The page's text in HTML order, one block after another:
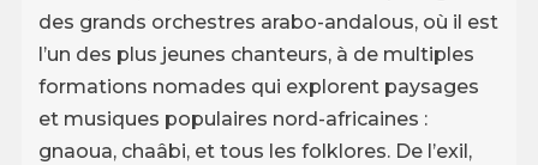
des grands orchestres arabo-andalous, où il est
l’un des plus jeunes chanteurs, à de multiples
formations nomades qui explorent paysages
et musiques populaires nord-africaines :
gnaoua, chaâbi, et tous les folklores. De l’exil,